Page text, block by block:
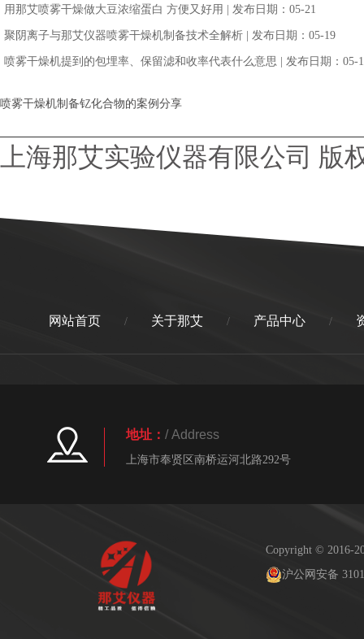
用那艾喷雾干燥做大豆浓缩蛋白 方便又好用 | 发布日期：05-21
聚阴离子与那艾仪器喷雾干燥机制备技术全解析 | 发布日期：05-19
喷雾干燥机提到的包埋率、保留滤和收率代表什么意思 | 发布日期：05-
喷雾干燥机制备钇化合物的案例分享
上海那艾实验仪器有限公司 版
网站首页 / 关于那艾 / 产品中心 /
地址： / Address
上海市奉贤区南桥运河北路292号
Copyright © 2016-
沪公网安备